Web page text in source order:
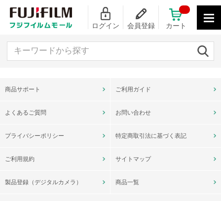
ログイン 会員登録
商品サポート ご利用ガイド
よくあるご質問 お問い合わせ
プライバシーポリシー 特定商取引法に基づく表記
ご利用規約 サイトマップ
製品登録（デジタルカメラ） 商品一覧